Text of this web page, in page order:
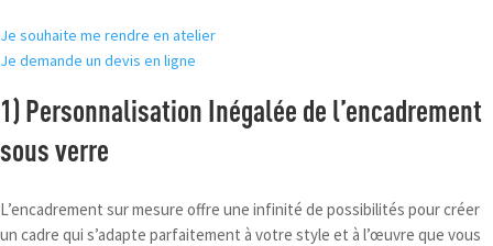
Je souhaite me rendre en atelier
Je demande un devis en ligne
1) Personnalisation Inégalée de l’encadrement
sous verre
L’encadrement sur mesure offre une infinité de possibilités pour créer
un cadre qui s’adapte parfaitement à votre style et à l’œuvre que vous